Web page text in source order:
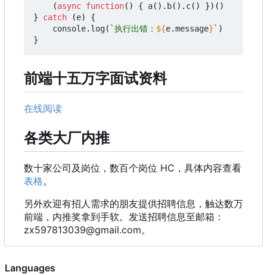
(async function() { a(). b(). c()
})()
}
catch (e)
{
console. log( `执行出错： ${e.message} ` )
}
前端十五万字面试资料
在线阅读
各类大厂内推
数十家公司及岗位，数百个岗位 HC ， 具体内容查看
表格。
另外欢迎有招人需求的朋友提供招聘信息 ， 触达数万
前端 ， 内推奖拿到手软。发送招聘信息至邮箱 ：
zx597813039@gmail.com。
Languages